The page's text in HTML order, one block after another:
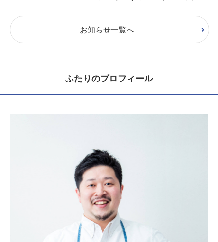
お知らせ一覧へ
ふたりのプロフィール